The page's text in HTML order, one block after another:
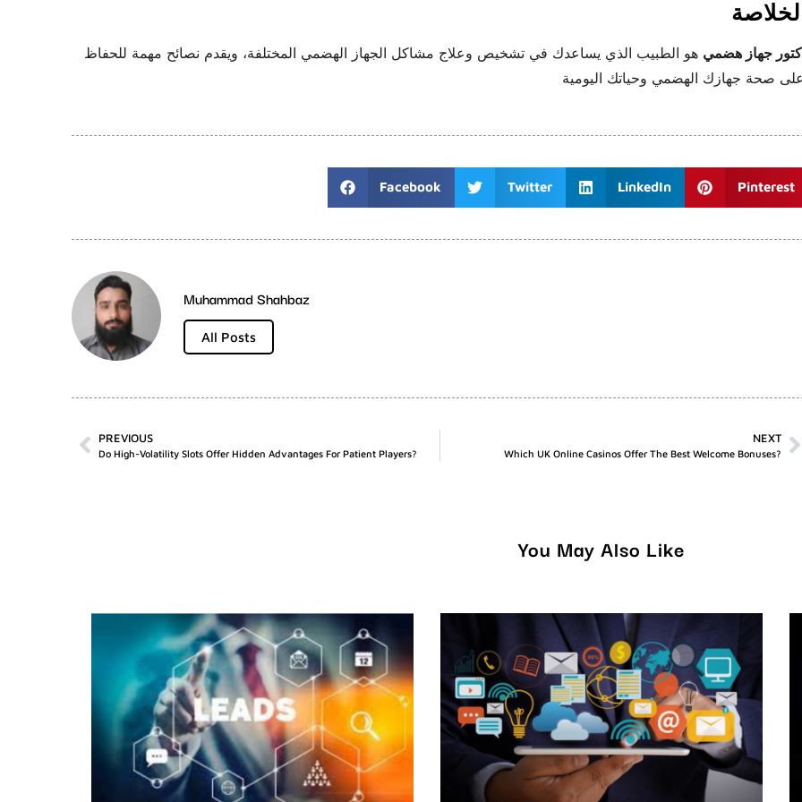
جهاز هضمي هو الطبيب الذي يساعدك في تشخيص وعلاج مشاكل الجهاز الهضمي المختلفة، ويقدم نصائح مهمة للحفاظ
Facebook Twitter LinkedIn Pinterest
Muhammad Shahbaz
All Posts
PREVIOUS
Do High-Volatility Slots Offer Hidden Advantages For Patient Players?
NEXT
Which UK Online Casinos Offer The Best Welcome Bonuses?
You May Also Like